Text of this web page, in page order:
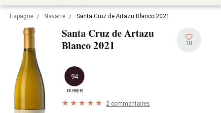
Espagne / Navarre / Santa Cruz de Artazu Blanco 2021
Santa Cruz de Artazu
Blanco2021 18
94
PARKER
2 commentaires